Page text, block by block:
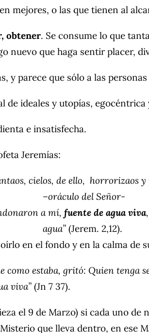
mejores, o las que tienen al
obtener. Se consume lo que
nuevo que haga sentir placer,
y parece que sólo a las
de ideales y utopías, egocéntrica
e insatisfecha.
Jeremías:
cielos, de ello, horrorizaos y
–oráculo del Señor-
a mí, fuente de agua viva
agua” (Jerem. 2,12).
en el fondo y en la calma de
como estaba, gritó: Quien tenga
viva” (Jn 7 37).
el 9 de Marzo) si cada uno
que lleva dentro, en ese